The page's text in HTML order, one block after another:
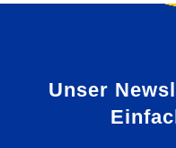
Unser